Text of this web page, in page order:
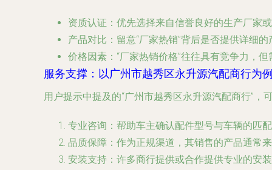
资质认证 ：优先选择来自信誉良好的生产厂家
产品对比 ：留意“厂家热销”背后是否提供详细
价格因素 ：“厂家热销价格”往往具有竞争力，
服务支撑：以广州市越秀区永升源汽配商行为
用户提示中提及的“广州市越秀区永升源汽配商行”
专业咨询 ：帮助车主确认配件型号与车辆的匹
品质保障 ：作为正规渠道，其销售的产品通常
安装支持 ：许多商行提供或合作提供专业的安